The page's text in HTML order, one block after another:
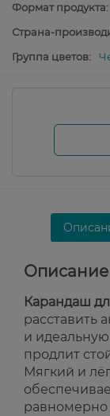
Формат продукта:
Страна-
Группа цветов:
Описание
Карандаш
расставить
и
продлит
Мягкий и